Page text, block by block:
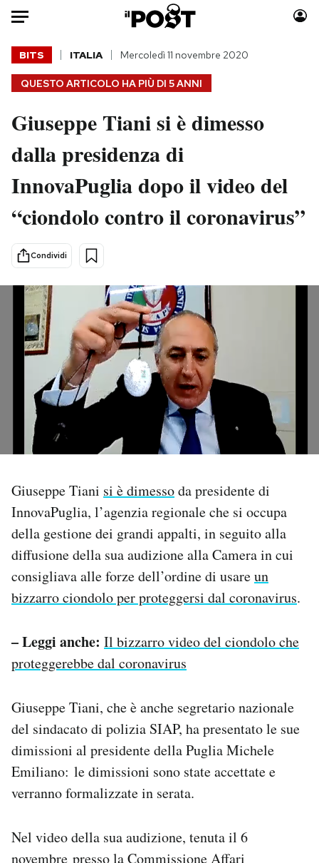
Auto
HOME
Italia
Politica
Tecnologia
Scienza
Cultura
Economia
Sport
Moda
Consumismi
Storie/Idee
Media
Mondiali calcio 2026
PODCAST
NEWSLETTER
I MIEI PREFERITI
SHOP
CALENDARIO
AREA PERSONALE
Notifiche mobile
Regala il Post
Esci
QUESTO ARTICOLO HA PIÙ DI 5 ANNI
BITS ITALIA Mercoledì 11 novembre 2020
Giuseppe Tiani si è dimesso
dalla presidenza di
InnovaPuglia dopo il video del
“ciondolo contro il coronavirus”
Condividi
Giuseppe Tiani si è dimessoda presidente di
InnovaPuglia, l’agenzia regionale che si occupa
della gestione dei grandi appalti, in seguito alla
diffusione della sua audizione alla Camera in cui
consigliava alle forze dell’ordine di usareun
bizzarro ciondolo per proteggersi dal coronavirus.
– Leggi anche: Il bizzarro video del ciondolo che
proteggerebbe dal coronavirus
Giuseppe Tiani, che è anche segretario nazionale
del sindacato di polizia SIAP, ha presentato le sue
dimissioni al presidente della Puglia Michele
Emiliano: le dimissioni sono state accettate e
verranno formalizzate in serata.
Nel video della sua audizione, tenuta il 6
novembre presso la Commissione Affari